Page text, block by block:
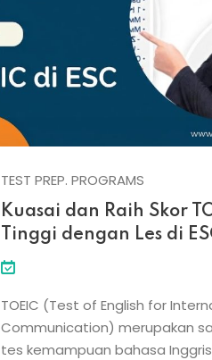
TEST PREP. PROGRAMS
Kuasai dan Raih Skor
Tinggi dengan Les di
TOEIC (Test of English for
Communication) merupakan
tes kemampuan bahasa